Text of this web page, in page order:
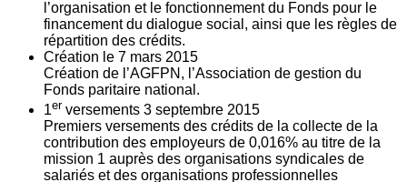
l’organisation et le fonctionnement du Fonds pour le
financement du dialogue social, ainsi que les règles de
répartition des crédits.
Création le 7 mars 2015
Création de l’AGFPN, l’Association de gestion du
Fonds paritaire national.
1er versements 3 septembre 2015
Premiers versements des crédits de la collecte de la
contribution des employeurs de 0,016% au titre de la
mission 1 auprès des organisations syndicales de
salariés et des organisations professionnelles